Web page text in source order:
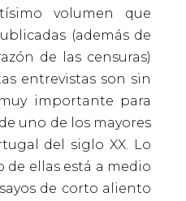
volumen que
(además de
de las censuras)
entrevistas son sin
importante para
uno de los mayores
del siglo XX. Lo
de ellas está a medio
de corto aliento